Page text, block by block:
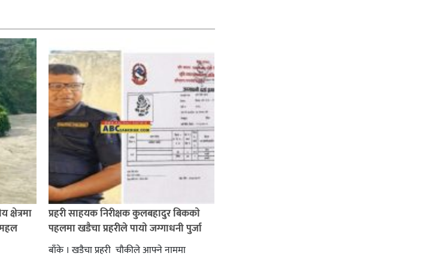
क्षेत्रमा
प्रहरी साहयक निरीक्षक कुलबहादुर बिककाे
पहलमा खडैचा प्रहरीले पायाे जग्गाधनी पुर्जा
बाँके । खडैचा प्रहरी चाैकीले आफ्ने नाममा